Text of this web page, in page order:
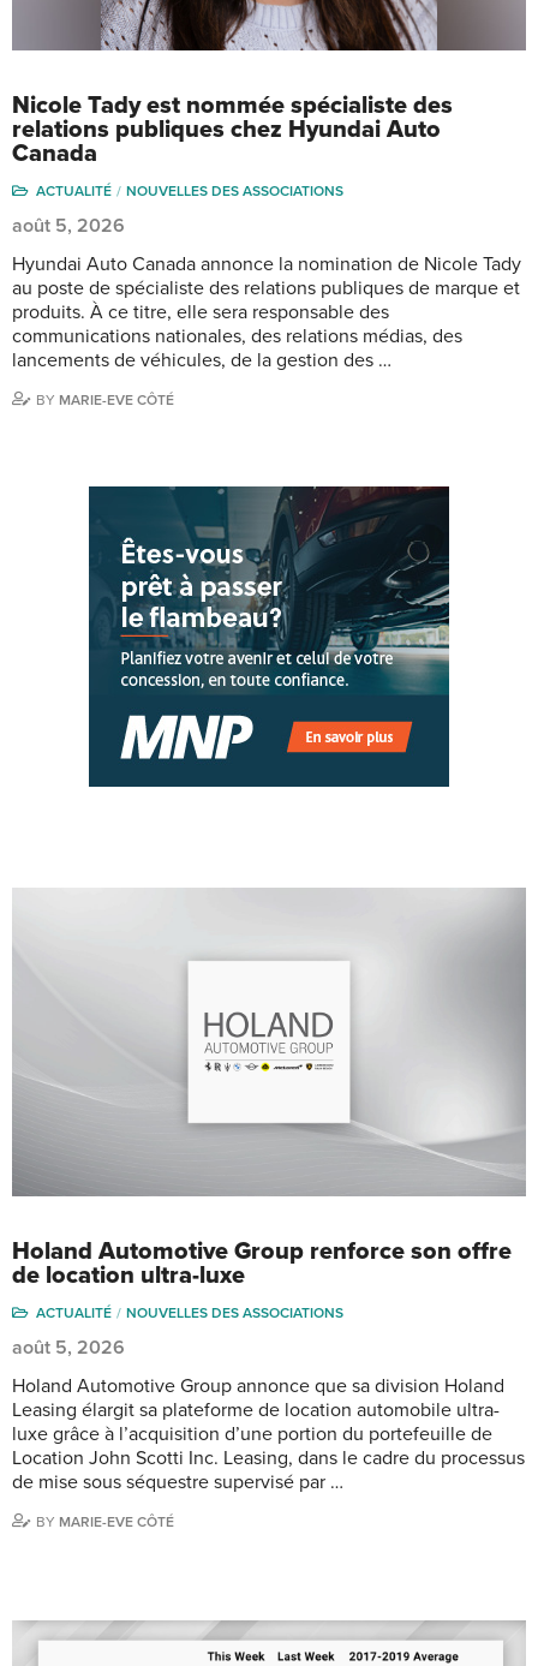
Nicole Tady est nommée spécialiste des
relations publiques chez Hyundai Auto
Canada
ACTUALITÉ NOUVELLES DES ASSOCIATIONS
août 5, 2026
Hyundai Auto Canada annonce la nomination de Nicole Tady
au poste de spécialiste des relations publiques de marque et
produits. À ce titre, elle sera responsable des
communications nationales, des relations médias, des
lancements de véhicules, de la gestion des …
BY MARIE-EVE CÔTÉ
Holand Automotive Group renforce son offre
de location ultra-luxe
ACTUALITÉ NOUVELLES DES ASSOCIATIONS
août 5, 2026
Holand Automotive Group annonce que sa division Holand
Leasing élargit sa plateforme de location automobile ultra-
luxe grâce à l’acquisition d’une portion du portefeuille de
Location John Scotti Inc. Leasing, dans le cadre du processus
de mise sous séquestre supervisé par …
BY MARIE-EVE CÔTÉ